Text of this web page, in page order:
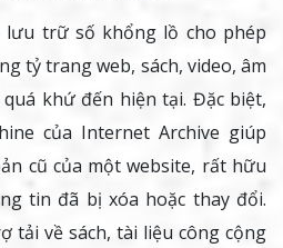
lưu trữ số khổng lồ cho phép
tỷ trang web, sách, video, âm
khứ đến hiện tại. Đặc biệt,
của Internet Archive giúp
cũ của một website, rất hữu
tin đã bị xóa hoặc thay đổi.
tải về sách, tài liệu công cộng